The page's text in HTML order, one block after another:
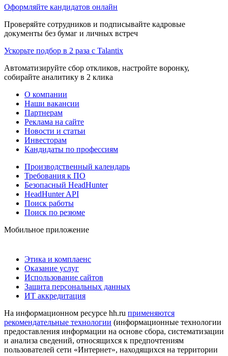
Оформляйте кандидатов онлайн
Проверяйте сотрудников и подписывайте кадровые
документы без бумаг и личных встреч
Ускорьте подбор в 2 раза с Talantix
Автоматизируйте сбор откликов, настройте воронку,
собирайте аналитику в 2 клика
О компании
Наши вакансии
Партнерам
Реклама на сайте
Новости и статьи
Инвесторам
Кандидаты по профессиям
Производственный календарь
Требования к ПО
Безопасный HeadHunter
HeadHunter API
Поиск работы
Поиск по резюме
Мобильное приложение
Этика и комплаенс
Оказание услуг
Использование сайтов
Защита персональных данных
ИТ аккредитация
На информационном ресурсе hh.ru применяются
рекомендательные технологии (информационные технологии
предоставления информации на основе сбора, систематизации
и анализа сведений, относящихся к предпочтениям
пользователей сети «Интернет», находящихся на территории